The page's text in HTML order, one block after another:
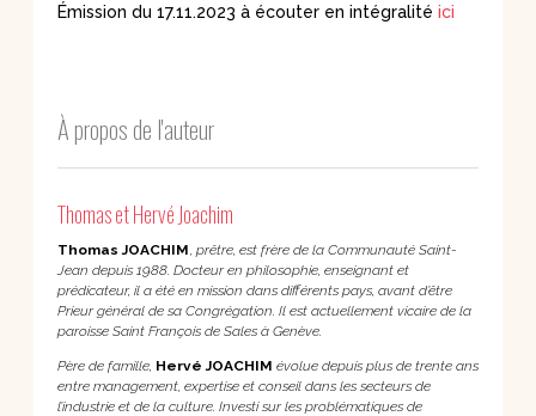
Émission du 17.11.2023 à écouter en intégralité ici
À propos de l'auteur
Thomas et Hervé Joachim
Thomas JOACHIM, prêtre, est frère de la Communauté Saint-
Jean depuis 1988. Docteur en philosophie, enseignant et
prédicateur, il a été en mission dans différents pays, avant d’être
Prieur général de sa Congrégation. Il est actuellement vicaire de la
paroisse Saint François de Sales à Genève.
Père de famille, Hervé JOACHIM évolue depuis plus de trente ans
entre management, expertise et conseil dans les secteurs de
l’industrie et de la culture. Investi sur les problématiques de